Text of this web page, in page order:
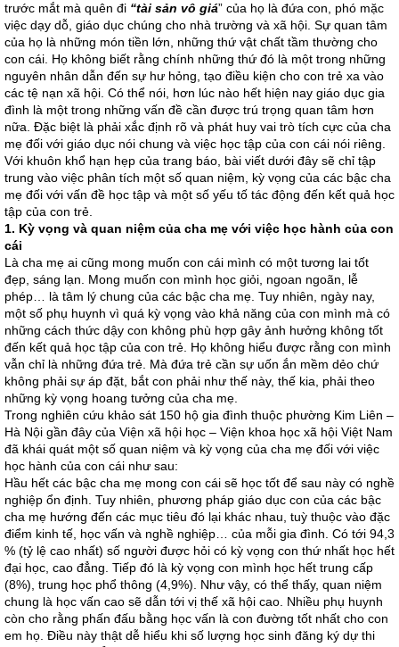
trước mắt mà quên đi “tài sản vô giá” của họ là đứa con, phó mặc
việc dạy dỗ, giáo dục chúng cho nhà trường và xã hội. Sự quan tâm
của họ là những món tiền lớn, những thứ vật chất tầm thường cho
con cái. Họ không biết rằng chính những thứ đó là một trong những
nguyên nhân dẫn đến sự hư hỏng, tạo điều kiện cho con trẻ xa vào
các tệ nạn xã hội. Có thể nói, hơn lúc nào hết hiện nay giáo dục gia
đình là một trong những vấn đề cần được trú trọng quan tâm hơn
nữa. Đặc biệt là phải xắc định rõ và phát huy vai trò tích cực của cha
mẹ đối với giáo dục nói chung và việc học tập của con cái nói riêng.
Với khuôn khổ hạn hẹp của trang báo, bài viết dưới đây sẽ chỉ tập
trung vào việc phân tích một số quan niệm, kỳ vọng của các bậc cha
mẹ đối với vấn đề học tập và một số yếu tố tác động đến kết quả học
tập của con trẻ.
1. Kỳ vọng và quan niệm của cha mẹ với việc học hành của con
cái
Là cha mẹ ai cũng mong muốn con cái mình có một tương lai tốt
đẹp, sáng lạn. Mong muốn con mình học giỏi, ngoan ngoãn, lễ
phép… là tâm lý chung của các bậc cha mẹ. Tuy nhiên, ngày nay,
một số phụ huynh vì quá kỳ vọng vào khả năng của con mình mà có
những cách thức dậy con không phù hợp gây ảnh hưởng không tốt
đến kết quả học tập của con trẻ. Họ không hiểu được rằng con mình
vẫn chỉ là những đứa trẻ. Mà đứa trẻ cần sự uốn ắn mềm dẻo chứ
không phải sự áp đặt, bắt con phải như thế này, thế kia, phải theo
những kỳ vọng hoang tưởng của cha mẹ.
Trong nghiên cứu khảo sát 150 hộ gia đình thuộc phường Kim Liên –
Hà Nội gần đây của Viện xã hội học – Viện khoa học xã hội Việt Nam
đã khái quát một số quan niệm và kỳ vọng của cha mẹ đối với việc
học hành của con cái như sau:
Hầu hết các bậc cha mẹ mong con cái sẽ học tốt để sau này có nghề
nghiệp ổn định. Tuy nhiên, phương pháp giáo dục con của các bậc
cha mẹ hướng đến các mục tiêu đó lại khác nhau, tuỳ thuộc vào đặc
điểm kinh tế, học vấn và nghề nghiệp… của mỗi gia đình. Có tới 94,3
% (tỷ lệ cao nhất) số người được hỏi có kỳ vọng con thứ nhất học hết
đại học, cao đẳng. Tiếp đó là kỳ vọng con mình học hết trung cấp
(8%), trung học phổ thông (4,9%). Như vậy, có thể thấy, quan niệm
chung là học vấn cao sẽ dẫn tới vị thế xã hội cao. Nhiều phụ huynh
còn cho rằng phấn đấu bằng học vấn là con đường tốt nhất cho con
em họ. Điều này thật dễ hiểu khi số lượng học sinh đăng ký dự thi